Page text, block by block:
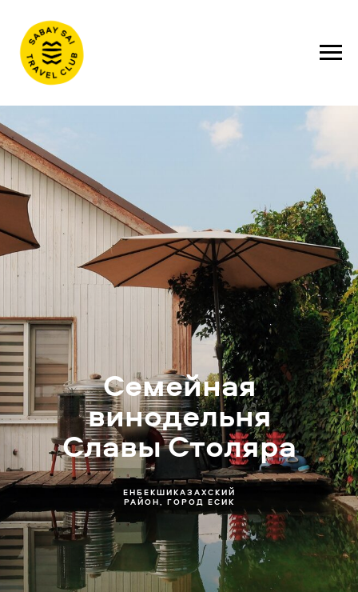
Семейная
винодельня
Славы Столяра
ЕНБЕКШИКАЗАХСКИЙ
РАЙОН, ГОРОД ЕСИК